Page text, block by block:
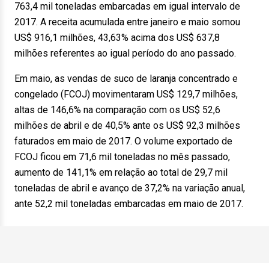
763,4 mil toneladas embarcadas em igual intervalo de
2017. A receita acumulada entre janeiro e maio somou
US$ 916,1 milhões, 43,63% acima dos US$ 637,8
milhões referentes ao igual período do ano passado.
Em maio, as vendas de suco de laranja concentrado e
congelado (FCOJ) movimentaram US$ 129,7 milhões,
altas de 146,6% na comparação com os US$ 52,6
milhões de abril e de 40,5% ante os US$ 92,3 milhões
faturados em maio de 2017. O volume exportado de
FCOJ ficou em 71,6 mil toneladas no mês passado,
aumento de 141,1% em relação ao total de 29,7 mil
toneladas de abril e avanço de 37,2% na variação anual,
ante 52,2 mil toneladas embarcadas em maio de 2017.